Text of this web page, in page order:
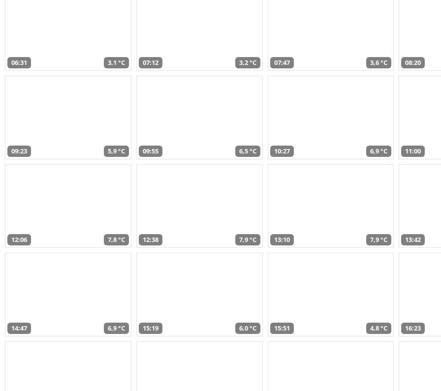
06:31 3,1 °C 07:12 3,2 °C 07:47 3,6 °C 08:20
09:23 5,9 °C 09:55 6,5 °C 10:27 6,9 °C 11:00
12:06 7,8 °C 12:38 7,9 °C 13:10 7,9 °C 13:42
14:47 6,9 °C 15:19 6,0 °C 15:51 4,8 °C 16:23